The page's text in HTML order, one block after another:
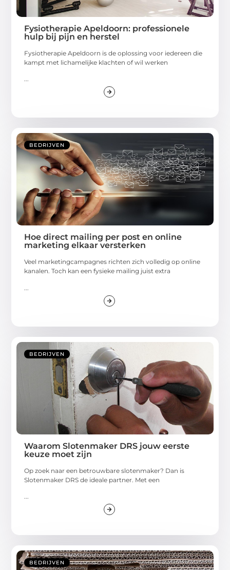
Fysiotherapie Apeldoorn: professionele
hulp bij pijn en herstel
Fysiotherapie Apeldoorn is de oplossing voor iedereen die
kampt met lichamelijke klachten of wil werken
...
BEDRIJVEN
Hoe direct mailing per post en online
marketing elkaar versterken
Veel marketingcampagnes richten zich volledig op online
kanalen. Toch kan een fysieke mailing juist extra
BEDRIJVEN
Waarom Slotenmaker DRS jouw eerste
keuze moet zijn
Op zoek naar een betrouwbare slotenmaker? Dan is
Slotenmaker DRS de ideale partner. Met een
...
BEDRIJVEN